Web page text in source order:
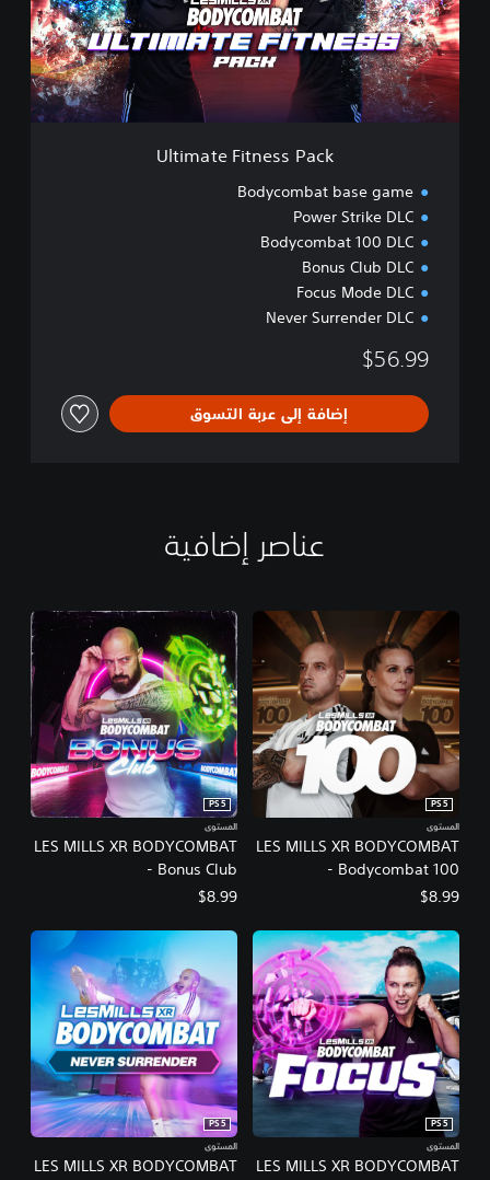
t
e
F
i
n
Ultimate Fitness Pack
Bodycombat base game
Power Strike DLC
Bodycombat 100 DLC
Bonus Club DLC
Focus Mode DLC
Never Surrender DLC
$56.99
إضافة إلى عربة التسوق
عناصر إضافية
LES MILLS XR BODYCOMBAT
- Bodycombat 100
PS5
المستوى
$8.99
LES MILLS XR BODYCOMBAT
- Bonus Club
PS5
المستوى
$8.99
LES MILLS XR BODYCOMBAT
PS5
المستوى
LES MILLS XR BODYCOMBAT
PS5
المستوى